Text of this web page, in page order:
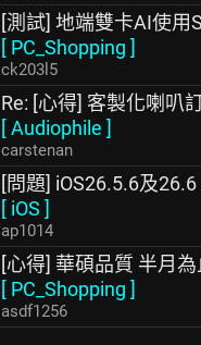
[測試] 地端雙卡AI使用
[ PC_Shopping ]
ck203l5
Re: [心得] 客製化喇叭
[Audiophile ]
carstenan
[問題] iOS26.5.6及
[ iOS ]
ap1014
[心得] 華碩品質 半月為
[ PC_Shopping ]
asdf1256